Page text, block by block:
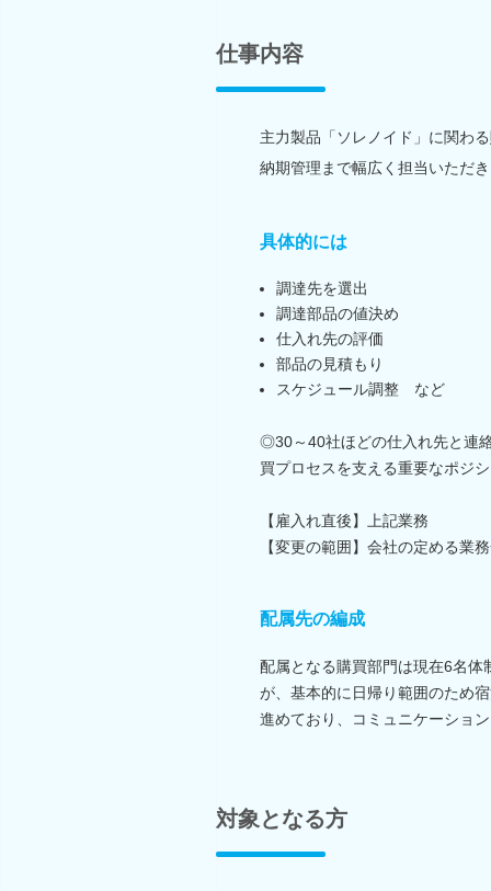
仕事内容
主力製品「ソレノイド」に関わ
納期管理まで幅広く担当いただ
具体的には
調達先を選出
調達部品の値決め
仕入れ先の評価
部品の見積もり
スケジュール調整 など
◎30～40社ほどの仕入れ先と連
買プロセスを支える重要なポジ
【雇入れ直後】上記業務
【変更の範囲】会社の定める業
配属先の編成
配属となる購買部門は現在6名
が、基本的に日帰り範囲のため
進めており、コミュニケーショ
対象となる方